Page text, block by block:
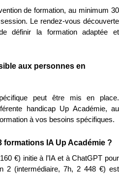
de formation, au minimum 30
Le rendez-vous découverte
définir la formation adaptée et
aux personnes en
peut être mis en place.
handicap Up Académie, au
à vos besoins spécifiques.
formations IA Up Académie ?
€) initie à l’IA et à ChatGPT pour
2 (intermédiaire, 7h, 2 448 €) est